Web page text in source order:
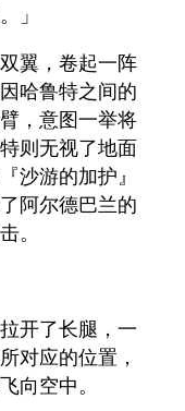
」
翼，卷起一阵
哈鲁特之间的
，意图一举将
则无视了地面
游的加护』
阿尔德巴兰的
。
开了长腿，一
对应的位置，
向空中。